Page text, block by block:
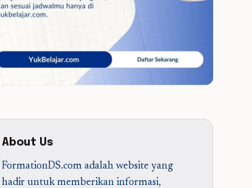
About Us
FormationDS.com adalah website yang
hadir untuk memberikan informasi,